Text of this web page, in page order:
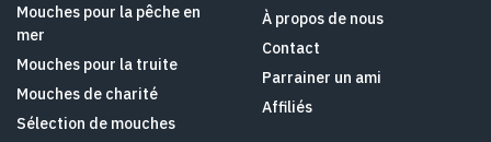
Mouches pour la pêche en
mer
Mouches pour la truite
Mouches de charité
Sélection de mouches
À propos de nous
Contact
Parrainer un ami
Affiliés